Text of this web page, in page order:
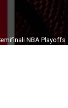
NBA Playoffs